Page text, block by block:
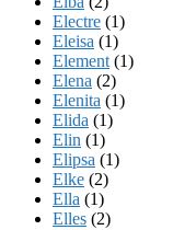
Electre (1)
Eleisa (1)
Element (1)
Elena (2)
Elenita (1)
Elida (1)
Elin (1)
Elipsa (1)
Elke (2)
Ella (1)
Elles (2)